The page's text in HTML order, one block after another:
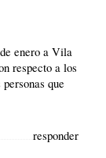
enero a Vila
respecto a los
que
responder